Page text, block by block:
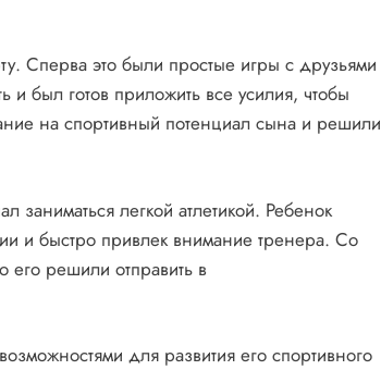
Сперва это были простые игры с друзьями
был готов приложить все усилия, чтобы
на спортивный потенциал сына и решили
легкой атлетикой. Ребенок
и быстро привлек внимание тренера. Со
его решили отправить в
для развития его спортивного